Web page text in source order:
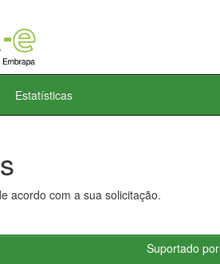
Estatísticas
acordo com a sua solicitação.
Suportado por